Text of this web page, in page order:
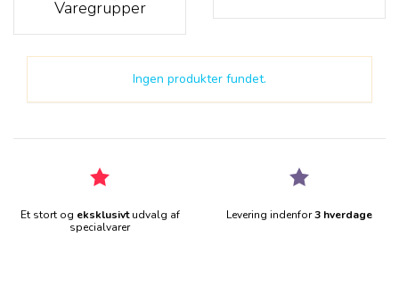
Varegrupper
Ingen produkter fundet.
Et stort og eksklusivtudvalg af
specialvarer
Levering indenfor3 hverdage